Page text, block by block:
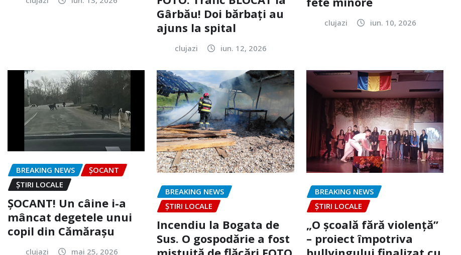
Gârbău! Doi bărbați au
ajuns la spital
clujazi iun. 12, 2026
clujazi iun. 10, 2026
BREAKING NEWS
ȘOCANT
ȘTIRI LOCALE
ȘOCANT! Un câine i-a
mâncat degetele unui
copil din Cămărașu
clujazi mai 25, 2026
BREAKING NEWS
ȘTIRI LOCALE
Incendiu la Bogata de
Sus. O gospodărie a fost
BREAKING NEWS
ȘTIRI LOCALE
„O școală fără violență”
– proiect împotriva